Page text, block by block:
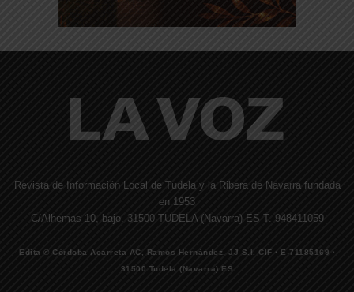
Revista de Información Local de Tudela y la Ribera de Navarra fundada
en 1953
C/Alhemas 10, bajo. 31500 TUDELA (Navarra) ES T. 948411059
Edita © Córdoba Acarreta AC, Ramos Hernández, JJ S.I. CIF · E-71185169 ·
31500 Tudela (Navarra) ES